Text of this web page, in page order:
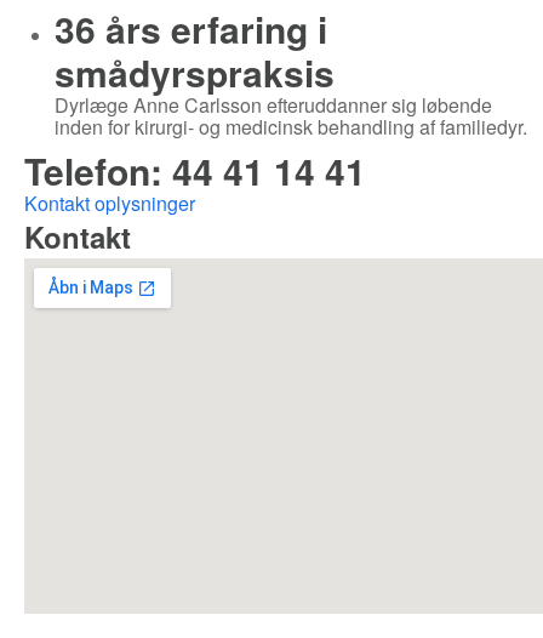
36 års erfaring i
smådyrspraksis
Dyrlæge Anne Carlsson efteruddanner sig løbende
inden for kirurgi- og medicinsk behandling af familiedyr.
Telefon: 44 41 14 41
Kontakt oplysninger
Kontakt